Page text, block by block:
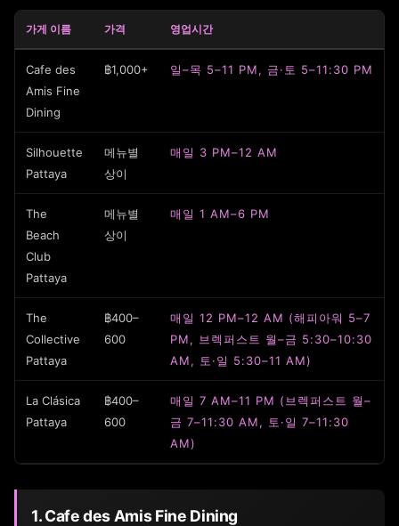
가게 이름 가격 영업시간
Cafe des
Amis Fine
Dining
฿1,000+ 일–목 5–11 PM, 금·토 5–11:30 PM
Silhouette
Pattaya
메뉴별
상이
매일 3 PM–12 AM
The
Beach
Club
Pattaya
메뉴별
상이
매일 1 AM–6 PM
The
Collective
Pattaya
฿400–
600
매일 12 PM–12 AM (해피아워 5–7
PM, 브렉퍼스트 월–금 5:30–10:30
AM, 토·일 5:30–11 AM)
La Clásica
Pattaya
฿400–
600
매일 7 AM–11 PM (브렉퍼스트 월–
금 7–11:30 AM, 토·일 7–11:30
AM)
1. Cafe des Amis Fine Dining